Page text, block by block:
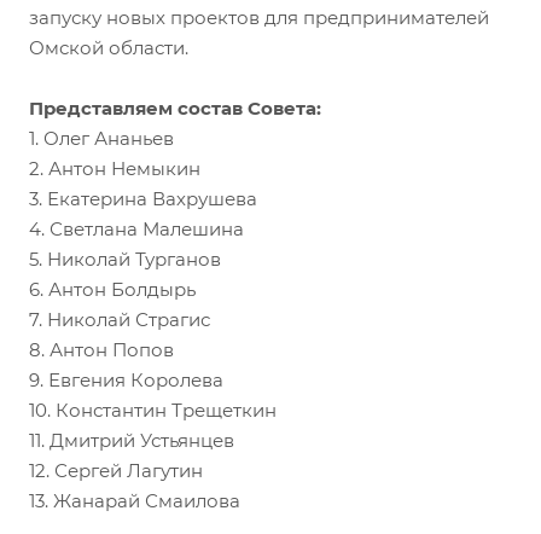
запуску новых проектов для предпринимателей
Омской области.
Представляем состав Совета:
1. Олег Ананьев
2. Антон Немыкин
3. Екатерина Вахрушева
4. Светлана Малешина
5. Николай Турганов
6. Антон Болдырь
7. Николай Страгис
8. Антон Попов
9. Евгения Королева
10. Константин Трещеткин
11. Дмитрий Устьянцев
12. Сергей Лагутин
13. Жанарай Смаилова